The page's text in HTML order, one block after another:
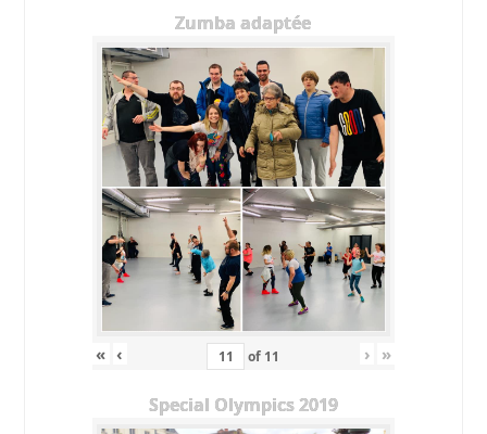
Zumba adaptée
« ‹ of 11 › »
Special Olympics 2019